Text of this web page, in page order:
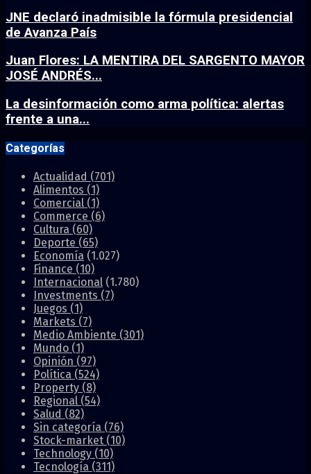
JNE declaró inadmisible la fórmula presidencial
de Avanza País
Juan Flores: LA MENTIRA DEL SARGENTO MAYOR
JOSÉ ANDRÉS...
La desinformación como arma política: alertas
frente a una...
Categorías
Actualidad (701)
Alimentos (1)
Comercial (1)
Commerce (6)
Cultura (60)
Deporte (65)
Economía (1.027)
Finance (10)
Internacional (1.780)
Investments (7)
Juegos (1)
Markets (7)
Medio Ambiente (301)
Mundo (1)
Opinión (97)
Política (524)
Property (8)
Regional (54)
Salud (82)
Sin categoría (76)
Stock-market (10)
Technology (10)
Tecnología (311)